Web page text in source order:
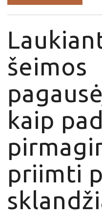
šeimos
kaip
priimti